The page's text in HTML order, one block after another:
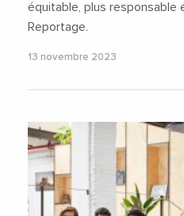
équitable, plus responsable
Reportage.
13 novembre 2023